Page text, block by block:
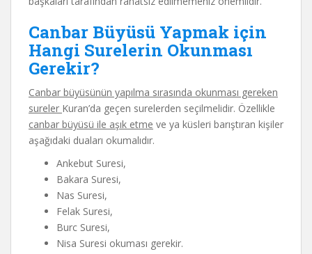
Canbar Büyüsü Yapmak için
Hangi Surelerin Okunması
Gerekir?
Canbar büyüsünün yapılma sırasında okunması gereken
sureler Kuran’da geçen surelerden seçilmelidir. Özellikle
canbar büyüsü ile aşık etme ve ya küsleri barıştıran kişiler
aşağıdaki duaları okumalıdır.
Ankebut Suresi,
Bakara Suresi,
Nas Suresi,
Felak Suresi,
Burc Suresi,
Nisa Suresi okuması gerekir.